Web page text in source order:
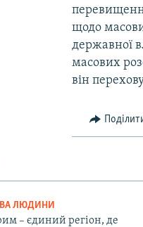
щодо
державної
масових
він
ЛЮДИНИ
– єдиний регіон, де